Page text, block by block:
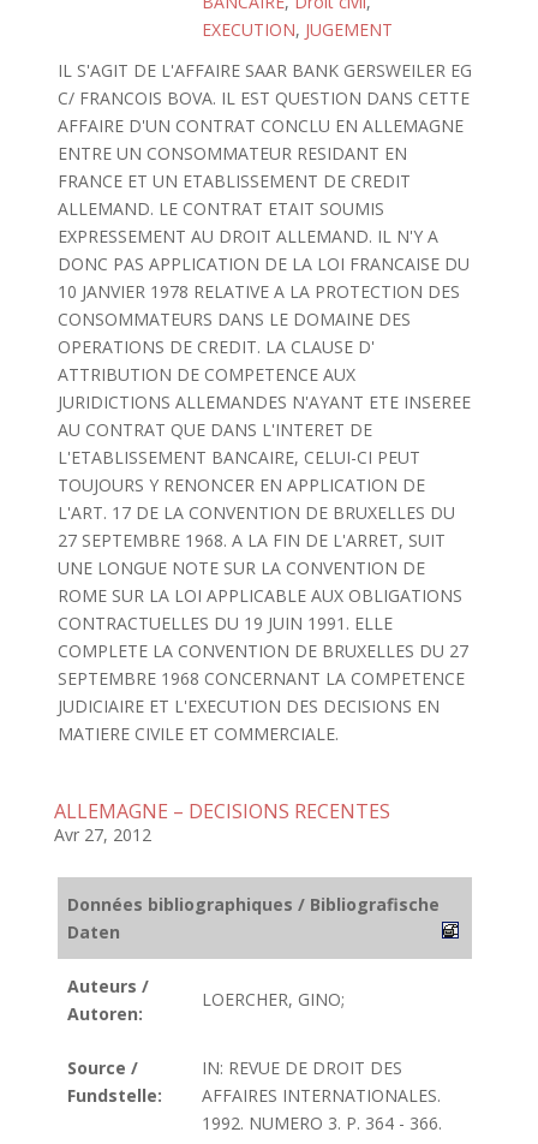
EXECUTION, JUGEMENT
IL S'AGIT DE L'AFFAIRE SAAR BANK GERSWEILER EG
C/ FRANCOIS BOVA. IL EST QUESTION DANS CETTE
AFFAIRE D'UN CONTRAT CONCLU EN ALLEMAGNE
ENTRE UN CONSOMMATEUR RESIDANT EN
FRANCE ET UN ETABLISSEMENT DE CREDIT
ALLEMAND. LE CONTRAT ETAIT SOUMIS
EXPRESSEMENT AU DROIT ALLEMAND. IL N'Y A
DONC PAS APPLICATION DE LA LOI FRANCAISE DU
10 JANVIER 1978 RELATIVE A LA PROTECTION DES
CONSOMMATEURS DANS LE DOMAINE DES
OPERATIONS DE CREDIT. LA CLAUSE D'
ATTRIBUTION DE COMPETENCE AUX
JURIDICTIONS ALLEMANDES N'AYANT ETE INSEREE
AU CONTRAT QUE DANS L'INTERET DE
L'ETABLISSEMENT BANCAIRE, CELUI-CI PEUT
TOUJOURS Y RENONCER EN APPLICATION DE
L'ART. 17 DE LA CONVENTION DE BRUXELLES DU
27 SEPTEMBRE 1968. A LA FIN DE L'ARRET, SUIT
UNE LONGUE NOTE SUR LA CONVENTION DE
ROME SUR LA LOI APPLICABLE AUX OBLIGATIONS
CONTRACTUELLES DU 19 JUIN 1991. ELLE
COMPLETE LA CONVENTION DE BRUXELLES DU 27
SEPTEMBRE 1968 CONCERNANT LA COMPETENCE
JUDICIAIRE ET L'EXECUTION DES DECISIONS EN
MATIERE CIVILE ET COMMERCIALE.
ALLEMAGNE – DECISIONS RECENTES
Avr 27, 2012
Données bibliographiques / Bibliografische
Daten
Auteurs /
Autoren:
LOERCHER, GINO;
Source /
Fundstelle:
IN: REVUE DE DROIT DES
AFFAIRES INTERNATIONALES.
1992. NUMERO 3. P. 364 - 366.